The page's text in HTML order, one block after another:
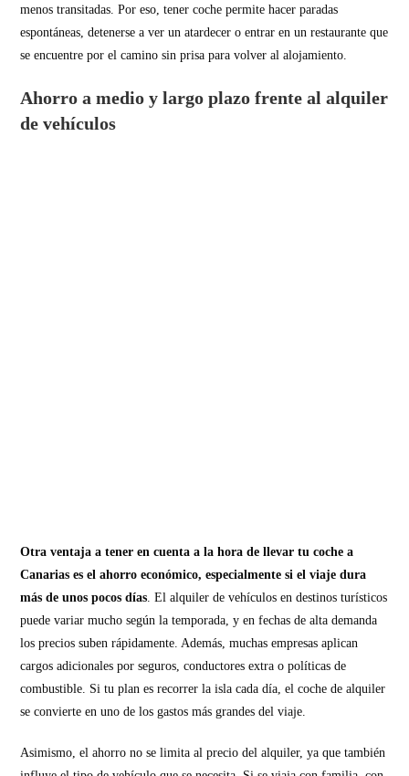
menos transitadas. Por eso, tener coche permite hacer paradas
espontáneas, detenerse a ver un atardecer o entrar en un restaurante que
se encuentre por el camino sin prisa para volver al alojamiento.
Ahorro a medio y largo plazo frente al alquiler
de vehículos
Otra ventaja a tener en cuenta a la hora de llevar tu coche a
Canarias es el ahorro económico, especialmente si el viaje dura
más de unos pocos días. El alquiler de vehículos en destinos turísticos
puede variar mucho según la temporada, y en fechas de alta demanda
los precios suben rápidamente. Además, muchas empresas aplican
cargos adicionales por seguros, conductores extra o políticas de
combustible. Si tu plan es recorrer la isla cada día, el coche de alquiler
se convierte en uno de los gastos más grandes del viaje.
Asimismo, el ahorro no se limita al precio del alquiler, ya que también